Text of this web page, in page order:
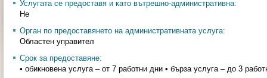
Услугата се предоставя и като вътрешно-административна:
Не
Орган по предоставянето на административната услуга:
Областен управител
Срок за предоставяне:
• обикновена услуга – от 7 работни дни • бърза услуга – до 3